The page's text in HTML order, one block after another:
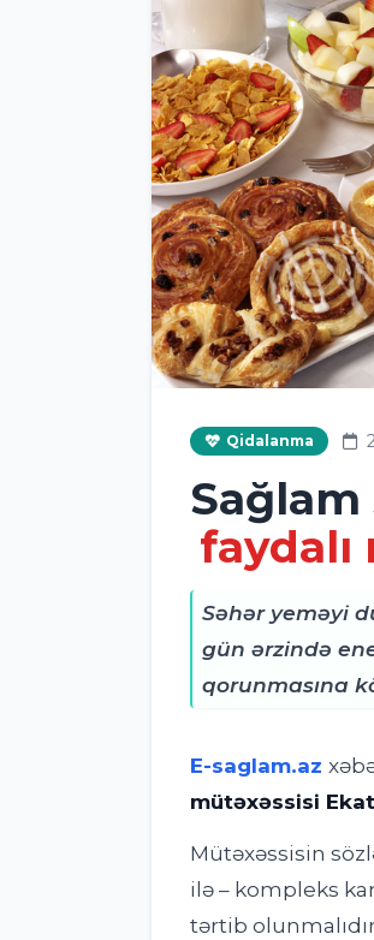
Qidalanma
Səhər yeməyi
gün ərzində
qorunmasına
E-saglam.az
mütəxəssisi
Mütəxəssisin
ilə – kompleks
tərtib